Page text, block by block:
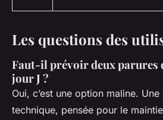
Les questions des
Faut-il prévoir deux parures
jour J ?
Oui, c’est une option maline.
technique, pensée pour le